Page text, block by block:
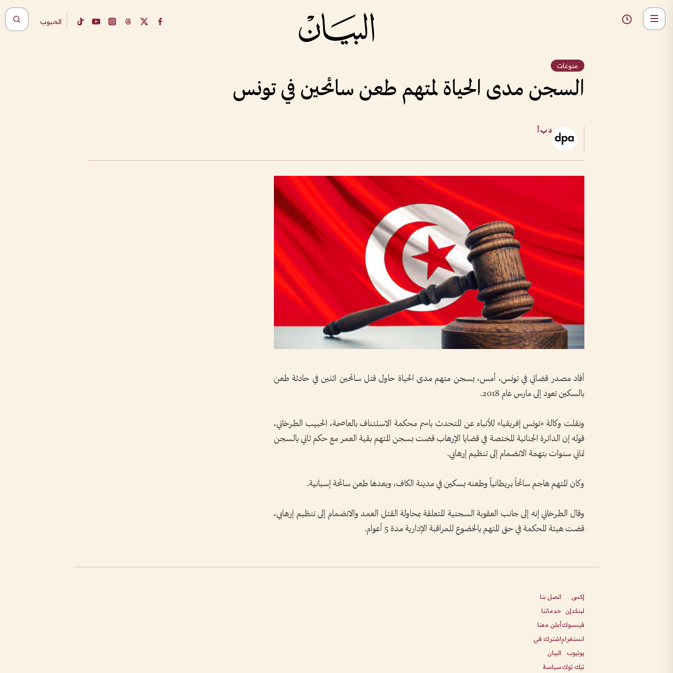
المبوب
منوعات
السجن مدى الحياة لمتهم طعن سائحين في تونس
د ب أ
أفاد مصدر قضائي في تونس، أمس، بسجن متهم مدى الحياة حاول قتل سائحين اثنين في حادثة طعن
بالسكين تعود إلى مارس عام 2018
.
ونقلت وكالة «تونس إفريقيا» للأنباء عن المتحدث باسم محكمة الاستئناف بالعاصمة، الحبيب الطرخاني،
قوله إن الدائرة الجنائية المختصة في قضايا الإرهاب قضت بسجن المتهم بقية العمر مع حكم ثاني بالسجن
ثماني سنوات بتهمة الانضمام إلى تنظيم إرهابي.
وكان المتهم هاجم سائحاً بريطانياً وطعنه بسكين في مدينة الكاف، وبعدها طعن سائحة إسبانية.
وقال الطرخاني إنه إلى جانب العقوبة السجنية المتعلقة بمحاولة القتل العمد والانضمام إلى تنظيم إرهابي،
قضت هيئة المحكمة في حق المتهم بالخضوع للمراقبة الإدارية مدة 5 أعوام
.
إكس
لينكدإن
فيسبوك
انستغرام
يوتيوب
تيك توك
اتصل بنا
خدماتنا
أعلن معنا
اشترك في
البيان
سياسة